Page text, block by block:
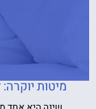
מיטות